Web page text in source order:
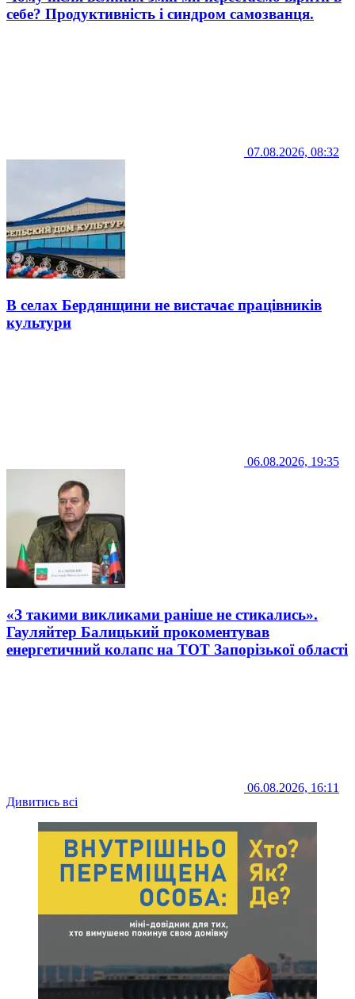
себе? Продуктивність і синдром самозванця.
07.08.2026, 08:32
В селах Бердянщини не вистачає працівників
культури
06.08.2026, 19:35
«З такими викликами раніше не стикались».
Гауляйтер Балицький прокоментував
енергетичний колапс на ТОТ Запорізької області
06.08.2026, 16:11
Дивитись всі